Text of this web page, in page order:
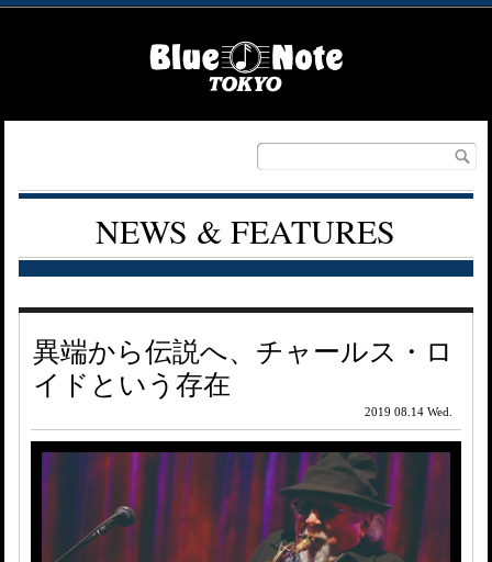
NEWS & FEATURES
異端から伝説へ、チャールス・ロ
イドという存在
2019 08.14 Wed.